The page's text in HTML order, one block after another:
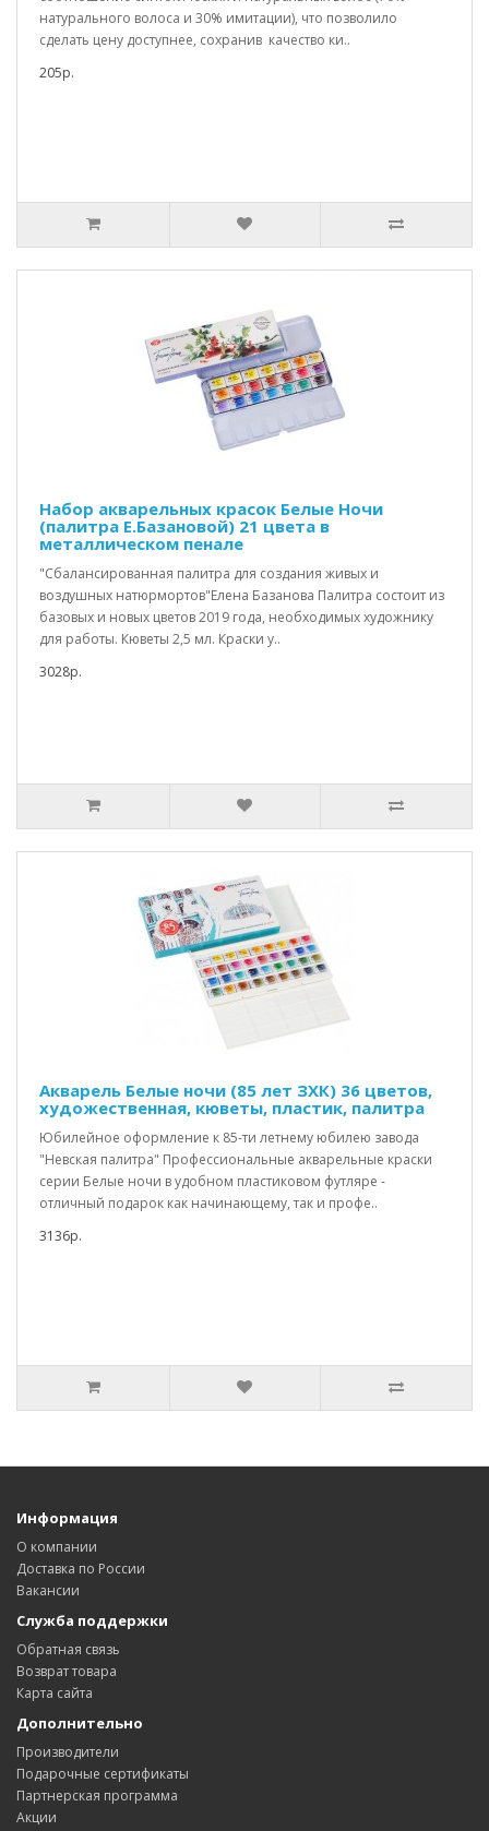
натурального волоса и 30% имитации), что позволило
сделать цену доступнее, сохранив качество ки..
205р.
Набор акварельных красок Белые Ночи
(палитра Е.Базановой) 21 цвета в
металлическом пенале
"Сбалансированная палитра для создания живых и
воздушных натюрмортов"Елена Базанова Палитра состоит из
базовых и новых цветов 2019 года, необходимых художнику
для работы. Кюветы 2,5 мл. Краски у..
3028р.
Акварель Белые ночи (85 лет ЗХК) 36 цветов,
художественная, кюветы, пластик, палитра
Юбилейное оформление к 85-ти летнему юбилею завода
"Невская палитра" Профессиональные акварельные краски
серии Белые ночи в удобном пластиковом футляре -
отличный подарок как начинающему, так и профе..
3136р.
Информация
О компании
Доставка по России
Вакансии
Служба поддержки
Обратная связь
Возврат товара
Карта сайта
Дополнительно
Производители
Подарочные сертификаты
Партнерская программа
Акции